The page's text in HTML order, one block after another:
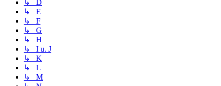
↳ D
↳ E
↳ F
↳ G
↳ H
↳ I u. J
↳ K
↳ L
↳ M